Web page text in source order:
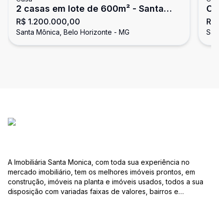
2 casas em lote de 600m² - Santa
Mônica
R$ 1.200.000,00
Santa Mônica, Belo Horizonte - MG
A Imobiliária Santa Monica, com toda sua experiência no
mercado imobiliário, tem os melhores imóveis prontos, em
construção, imóveis na planta e imóveis usados, todos a sua
disposição com variadas faixas de valores, bairros e